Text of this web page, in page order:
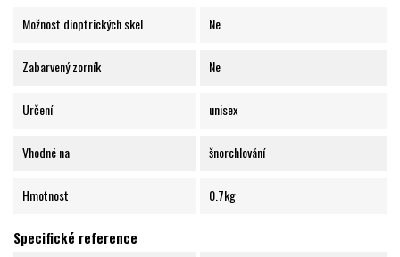
Možnost dioptrických skel Ne
Zabarvený zorník Ne
Určení unisex
Vhodné na šnorchlování
Hmotnost 0.7kg
Specifické reference